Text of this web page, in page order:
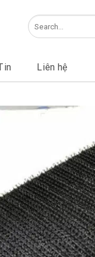
Search
for:
Liên hệ